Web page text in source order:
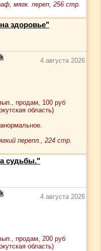
мягк. переп, 256 стр.
здоровье"
4 августа 2026
продам, 100 руб
область)
перепл., 224 стр.
судьбы."
4 августа 2026
продам, 200 руб
область)